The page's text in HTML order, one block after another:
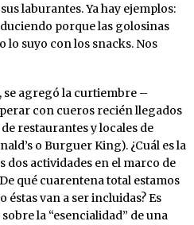
laburantes. Ya hay ejemplos:
porque las golosinas
lo suyo con los snacks. Nos
se agregó la curtiembre –
con cueros recién llegados
restaurantes y locales de
o Burguer King). ¿Cuál es la
dos actividades en el marco de
qué cuarentena total estamos
van a ser incluidas? Es
la “esencialidad” de una